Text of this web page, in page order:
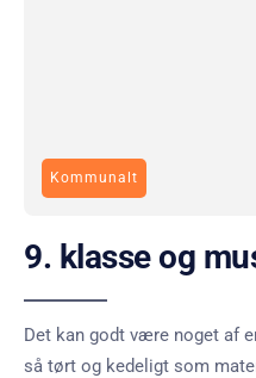
Kommunalt
9. klasse og
Det kan godt være noget af
så tørt og kedeligt som